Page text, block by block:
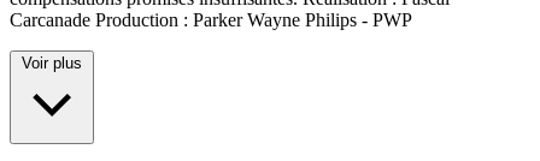
Carcanade Production : Parker Wayne Philips - PWP
Voir plus